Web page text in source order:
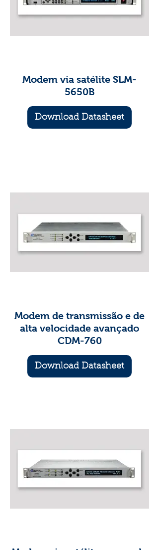
Modem via satélite SLM-
5650B
Download Datasheet
Modem de transmissão e de
alta velocidade avançado
CDM-760
Download Datasheet